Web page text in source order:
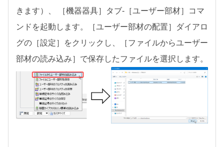
きます）、 ［機器器具］タブ-［ユーザー部材］コマ
ンドを起動します。［ユーザー部材の配置］ダイアロ
グの［設定］をクリックし、［ファイルからユーザー
部材の読み込み］で保存したファイルを選択します。